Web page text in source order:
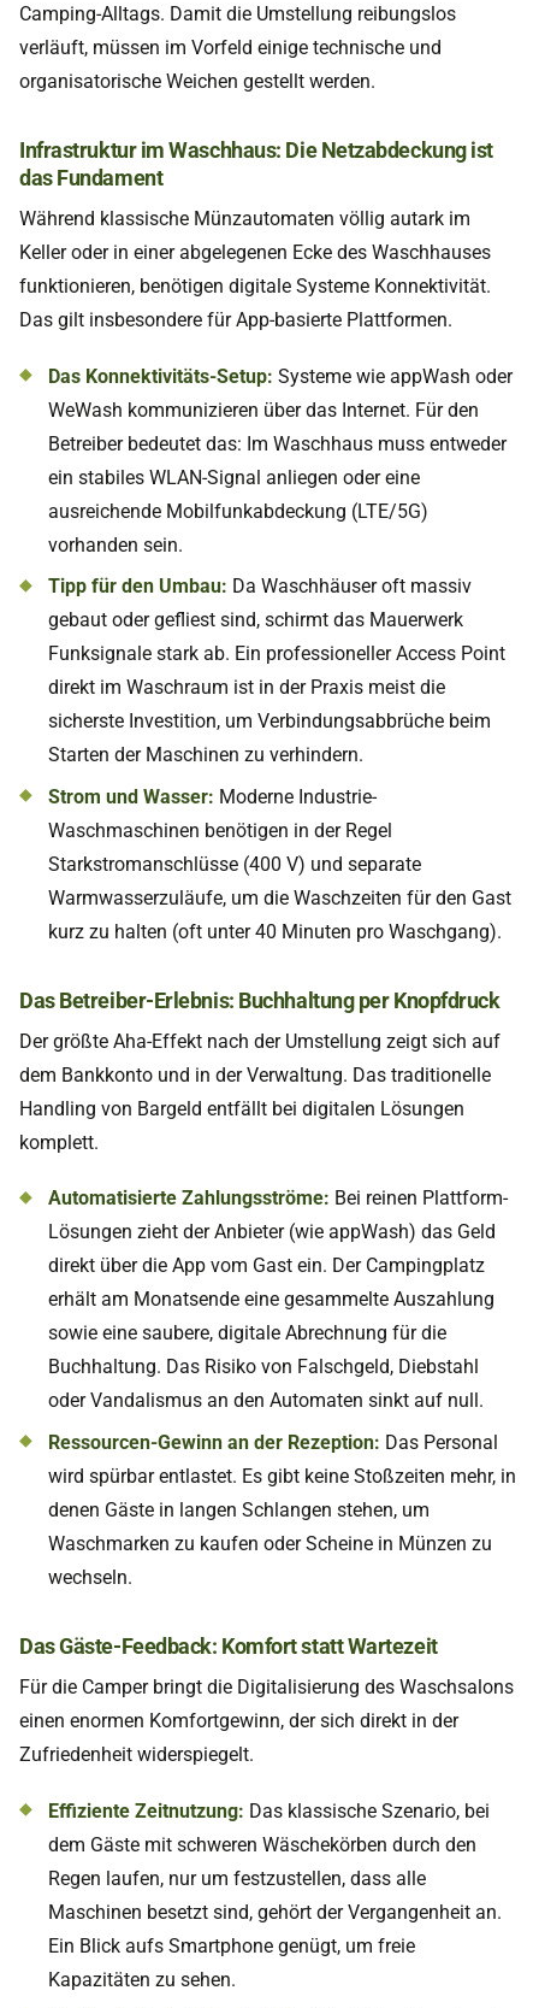
Camping-Alltags. Damit die Umstellung reibungslos
verläuft, müssen im Vorfeld einige technische und
organisatorische Weichen gestellt werden.
Infrastruktur im Waschhaus: Die Netzabdeckung ist
das Fundament
Während klassische Münzautomaten völlig autark im
Keller oder in einer abgelegenen Ecke des Waschhauses
funktionieren, benötigen digitale Systeme Konnektivität.
Das gilt insbesondere für App-basierte Plattformen.
Das Konnektivitäts-Setup: Systeme wie appWash oder
WeWash kommunizieren über das Internet. Für den
Betreiber bedeutet das: Im Waschhaus muss entweder
ein stabiles WLAN-Signal anliegen oder eine
ausreichende Mobilfunkabdeckung (LTE/5G)
vorhanden sein.
Tipp für den Umbau: Da Waschhäuser oft massiv
gebaut oder gefliest sind, schirmt das Mauerwerk
Funksignale stark ab. Ein professioneller Access Point
direkt im Waschraum ist in der Praxis meist die
sicherste Investition, um Verbindungsabbrüche beim
Starten der Maschinen zu verhindern.
Strom und Wasser: Moderne Industrie-
Waschmaschinen benötigen in der Regel
Starkstromanschlüsse (400 V) und separate
Warmwasserzuläufe, um die Waschzeiten für den Gast
kurz zu halten (oft unter 40 Minuten pro Waschgang).
Das Betreiber-Erlebnis: Buchhaltung per Knopfdruck
Der größte Aha-Effekt nach der Umstellung zeigt sich auf
dem Bankkonto und in der Verwaltung. Das traditionelle
Handling von Bargeld entfällt bei digitalen Lösungen
komplett.
Automatisierte Zahlungsströme: Bei reinen Plattform-
Lösungen zieht der Anbieter (wie appWash) das Geld
direkt über die App vom Gast ein. Der Campingplatz
erhält am Monatsende eine gesammelte Auszahlung
sowie eine saubere, digitale Abrechnung für die
Buchhaltung. Das Risiko von Falschgeld, Diebstahl
oder Vandalismus an den Automaten sinkt auf null.
Ressourcen-Gewinn an der Rezeption: Das Personal
wird spürbar entlastet. Es gibt keine Stoßzeiten mehr, in
denen Gäste in langen Schlangen stehen, um
Waschmarken zu kaufen oder Scheine in Münzen zu
wechseln.
Das Gäste-Feedback: Komfort statt Wartezeit
Für die Camper bringt die Digitalisierung des Waschsalons
einen enormen Komfortgewinn, der sich direkt in der
Zufriedenheit widerspiegelt.
Effiziente Zeitnutzung: Das klassische Szenario, bei
dem Gäste mit schweren Wäschekörben durch den
Regen laufen, nur um festzustellen, dass alle
Maschinen besetzt sind, gehört der Vergangenheit an.
Ein Blick aufs Smartphone genügt, um freie
Kapazitäten zu sehen.